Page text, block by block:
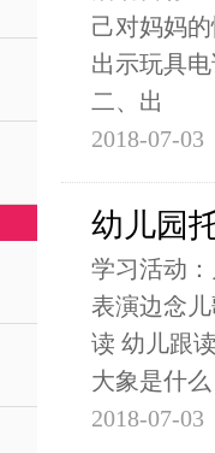
己对妈妈
出示玩具
二、出
2018-07-03
幼儿园
学习活动
表演边念
读 幼儿跟
大象是什么
2018-07-03